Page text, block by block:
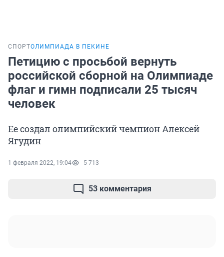
СПОРТОЛИМПИАДА В ПЕКИНЕ
Петицию с просьбой вернуть
российской сборной на Олимпиаде
флаг и гимн подписали 25 тысяч
человек
Ее создал олимпийский чемпион Алексей
Ягудин
1 февраля 2022, 19:04 5 713
53 комментария